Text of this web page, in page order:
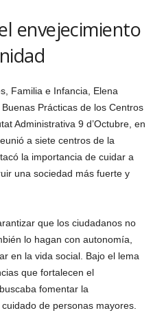
envejecimiento
Familia e Infancia, Elena
Prácticas de los Centros
Administrativa 9 d’Octubre, en
a siete centros de la
la importancia de cuidar a
una sociedad más fuerte y
que los ciudadanos no
lo hagan con autonomía,
en la vida social. Bajo el lema
que fortalecen el
fomentar la
de personas mayores.